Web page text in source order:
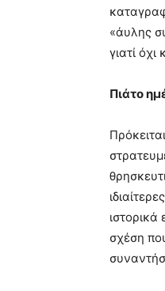
«άυλης
γιατί
Πιάτο
σχέση